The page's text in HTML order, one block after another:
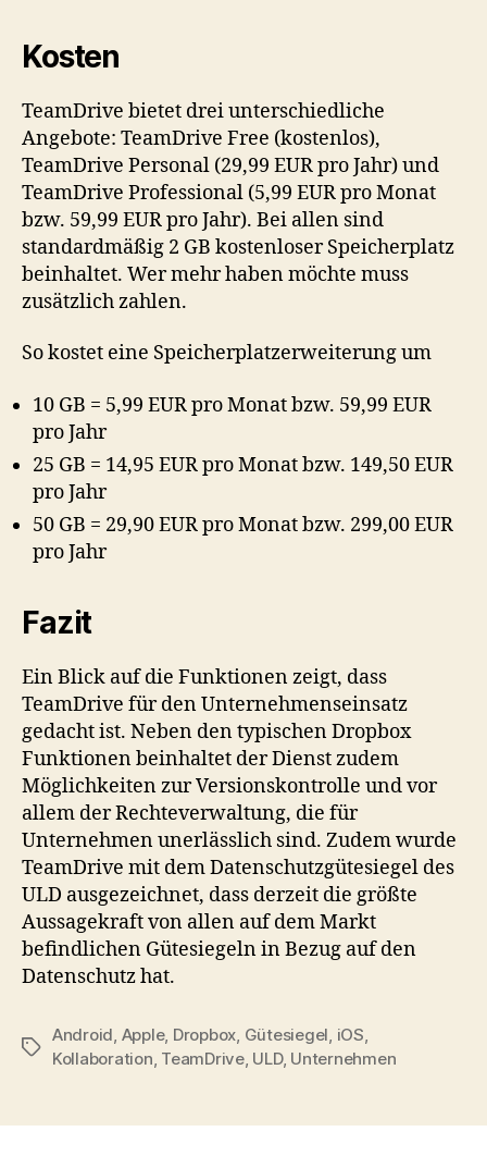
Kosten
TeamDrive bietet drei unterschiedliche
Angebote: TeamDrive Free (kostenlos),
TeamDrive Personal (29,99 EUR pro Jahr) und
TeamDrive Professional (5,99 EUR pro Monat
bzw. 59,99 EUR pro Jahr). Bei allen sind
standardmäßig 2 GB kostenloser Speicherplatz
beinhaltet. Wer mehr haben möchte muss
zusätzlich zahlen.
So kostet eine Speicherplatzerweiterung um
10 GB = 5,99 EUR pro Monat bzw. 59,99 EUR
pro Jahr
25 GB = 14,95 EUR pro Monat bzw. 149,50 EUR
pro Jahr
50 GB = 29,90 EUR pro Monat bzw. 299,00 EUR
pro Jahr
Fazit
Ein Blick auf die Funktionen zeigt, dass
TeamDrive für den Unternehmenseinsatz
gedacht ist. Neben den typischen Dropbox
Funktionen beinhaltet der Dienst zudem
Möglichkeiten zur Versionskontrolle und vor
allem der Rechteverwaltung, die für
Unternehmen unerlässlich sind. Zudem wurde
TeamDrive mit dem Datenschutzgütesiegel des
ULD ausgezeichnet, dass derzeit die größte
Aussagekraft von allen auf dem Markt
befindlichen Gütesiegeln in Bezug auf den
Datenschutz hat.
Tags
Android Apple, Dropbox Gütesiegel iOS
Kollaboration TeamDrive, ULD, Unternehmen